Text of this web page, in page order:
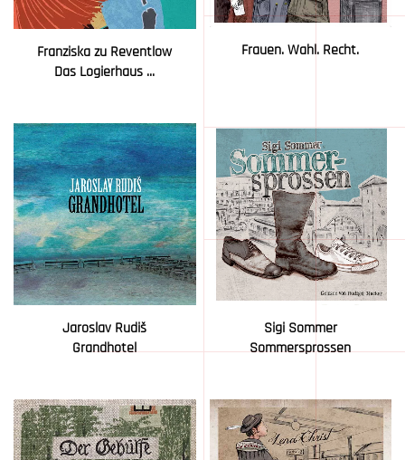
Franziska zu Reventlow
Das Logierhaus ...
Frauen. Wahl. Recht.
Jaroslav Rudiš
Grandhotel
Sigi Sommer
Sommersprossen